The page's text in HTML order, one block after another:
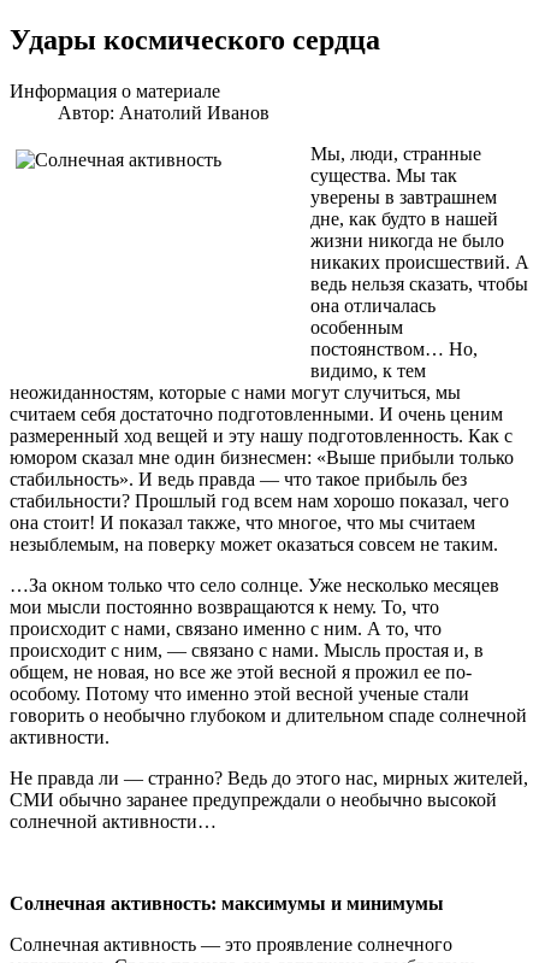
Удары космического сердца
Информация о материале
Автор: Анатолий Иванов
Мы, люди, странные
существа. Мы так
уверены в завтрашнем
дне, как будто в нашей
жизни никогда не было
никаких происшествий. А
ведь нельзя сказать, чтобы
она отличалась
особенным
постоянством… Но,
видимо, к тем
неожиданностям, которые с нами могут случиться, мы
считаем себя достаточно подготовленными. И очень ценим
размеренный ход вещей и эту нашу подготовленность. Как с
юмором сказал мне один бизнесмен: «Выше прибыли только
стабильность». И ведь правда — что такое прибыль без
стабильности? Прошлый год всем нам хорошо показал, чего
она стоит! И показал также, что многое, что мы считаем
незыблемым, на поверку может оказаться совсем не таким.
…За окном только что село солнце. Уже несколько месяцев
мои мысли постоянно возвращаются к нему. То, что
происходит с нами, связано именно с ним. А то, что
происходит с ним, — связано с нами. Мысль простая и, в
общем, не новая, но все же этой весной я прожил ее по-
особому. Потому что именно этой весной ученые стали
говорить о необычно глубоком и длительном спаде солнечной
активности.
Не правда ли — странно? Ведь до этого нас, мирных жителей,
СМИ обычно заранее предупреждали о необычно высокой
солнечной активности…
Солнечная активность: максимумы и минимумы
Солнечная активность — это проявление солнечного